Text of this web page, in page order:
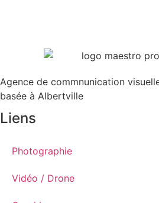
Agence de commnunication
basée à Albertville
Liens
Photographie
Vidéo / Drone